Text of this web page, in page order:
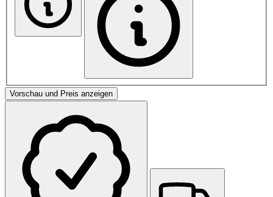
Vorschau und Preis anzeigen